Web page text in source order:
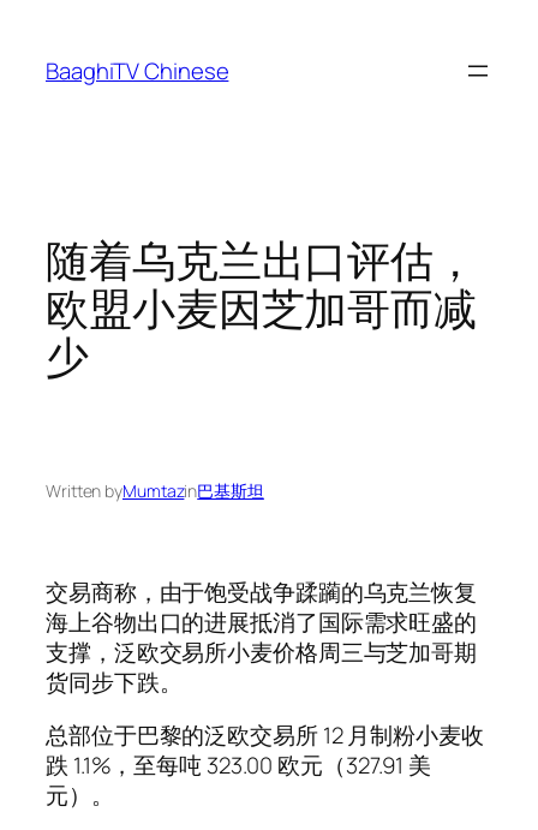
content
BaaghiTV Chinese
随着乌克兰出口评估，
欧盟小麦因芝加哥而减
少
Written byMumtazin巴基斯坦
交易商称，由于饱受战争蹂躏的乌克兰恢复
海上谷物出口的进展抵消了国际需求旺盛的
支撑，泛欧交易所小麦价格周三与芝加哥期
货同步下跌。
总部位于巴黎的泛欧交易所 12 月制粉小麦收
跌 1.1%，至每吨 323.00 欧元（327.91 美
元）。